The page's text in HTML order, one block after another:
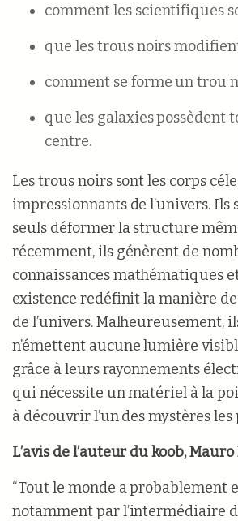
comment les scientifiques
que les trous noirs
comment se forme un trou
que les galaxies
centre.
Les trous noirs sont les corps
impressionnants de l’univers. Ils
seuls déformer la structure
récemment, ils génèrent de
connaissances mathématiques
existence redéfinit la manière
de l’univers. Malheureusement,
n’émettent aucune lumière
grâce à leurs rayonnements
qui nécessite un matériel à la
à découvrir l’un des mystères
L’avis de l’auteur du koob,
“Tout le monde a probablement
notamment par l’intermédiaire